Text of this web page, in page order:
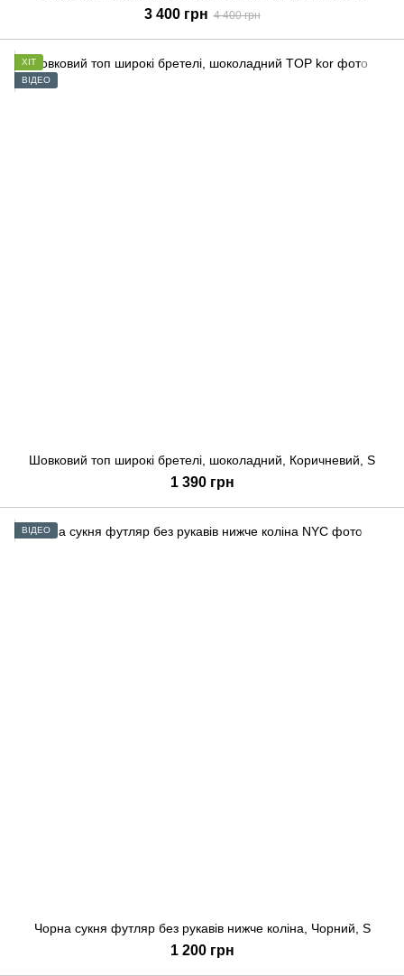
3 400 грн 4 400 грн
ХІТ
ВІДЕО
Шовковий топ широкі бретелі, шоколадний, Коричневий, S
1 390 грн
ВІДЕО
Чорна сукня футляр без рукавів нижче коліна, Чорний, S
1 200 грн